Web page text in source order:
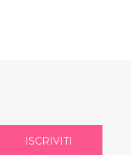
ISCRIVITI